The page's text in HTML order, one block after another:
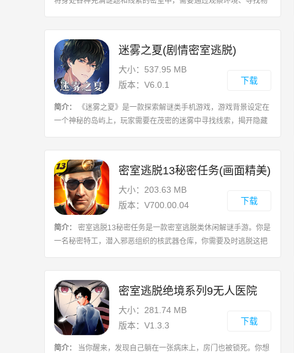
迷雾之夏(剧情密室逃脱)
大小：537.95 MB
版本：V6.0.1
下载
简介：
《迷雾之夏》是一款探索解谜类手机游戏，游戏背景设定在
一个神秘的岛屿上，玩家需要在茂密的迷雾中寻找线索，揭开隐藏
密室逃脱13秘密任务(画面精美)
大小：203.63 MB
版本：V700.00.04
下载
简介：
密室逃脱13秘密任务是一款密室逃脱类休闲解谜手游。你是
一名秘密特工，潜入邪恶组织的核武器仓库，你需要及时逃脱这把
密室逃脱绝境系列9无人医院
大小：281.74 MB
版本：V1.3.3
下载
简介：
当你醒来，发现自己躺在一张病床上，房门也被锁死。你想